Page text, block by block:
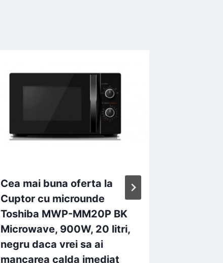
Cea mai buna oferta la
Cuptor cu microunde
Toshiba MWP-MM20P BK
Microwave, 900W, 20 litri,
negru daca vrei sa ai
mancarea calda imediat